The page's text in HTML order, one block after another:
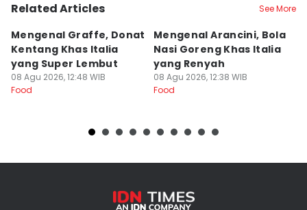
Related Articles See More
Mengenal Graffe, Donat
Kentang Khas Italia
yang Super Lembut
08 Agu 2026, 12:48 WIB
Food
Mengenal Arancini, Bola
Nasi Goreng Khas Italia
yang Renyah
08 Agu 2026, 12:38 WIB
Food